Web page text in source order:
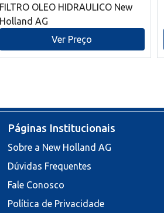
FILTRO OLEO HIDRAULICO New
Holland AG
Ver Preço
Páginas Institucionais
Sobre a New Holland AG
Dúvidas Frequentes
Fale Conosco
Política de Privacidade